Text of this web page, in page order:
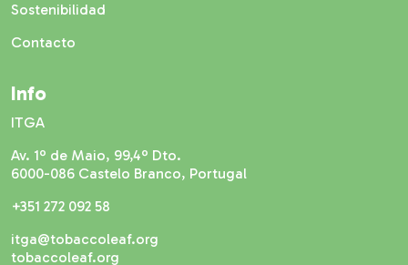
Sostenibilidad
Contacto
Info
ITGA
Av. 1º de Maio, 99,4º Dto.
6000-086 Castelo Branco, Portugal
+351 272 092 58
itga@tobaccoleaf.org
tobaccoleaf.org